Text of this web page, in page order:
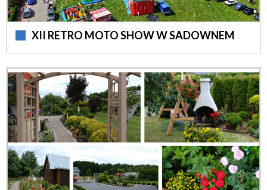
XII RETRO MOTO SHOW W SADOWNEM